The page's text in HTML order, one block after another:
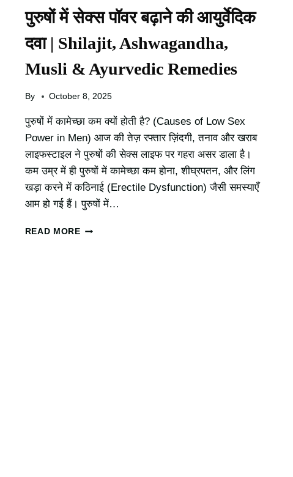
पुरुषों में सेक्स पॉवर बढ़ाने की आयुर्वेदिक
दवा | Shilajit, Ashwagandha,
Musli & Ayurvedic Remedies
By October 8, 2025
पुरुषों में कामेच्छा कम क्यों होती है? (Causes of Low Sex
Power in Men) आज की तेज़ रफ्तार ज़िंदगी, तनाव और खराब
लाइफस्टाइल ने पुरुषों की सेक्स लाइफ पर गहरा असर डाला है।
कम उम्र में ही पुरुषों में कामेच्छा कम होना, शीघ्रपतन, और लिंग
खड़ा करने में कठिनाई (Erectile Dysfunction) जैसी समस्याएँ
आम हो गई हैं। पुरुषों में…
READ MOREपुरुषों